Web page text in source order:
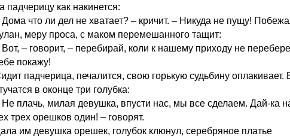
падчерицу как накинется:
Дома что ли дел не хватает? – кричит. – Никуда не пущу!
меру проса, с маком перемешанного тащит:
Вот, – говорит, – перебирай, коли к нашему приходу не
покажу!
падчерица, печалится, свою горькую судьбину оплакивает.
в оконце три голубка:
Не плачь, милая девушка, впусти нас, мы все сделаем. Дай-ка
трех орешков один! – говорят.
им девушка орешек, голубок клюнул, серебряное платье